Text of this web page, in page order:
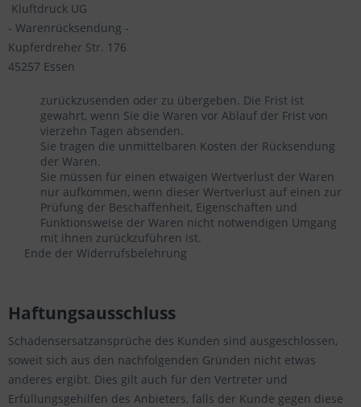
Kluftdruck UG
- Warenrücksendung -
Kupferdreher Str. 176
45257 Essen
zurückzusenden oder zu übergeben. Die Frist ist
gewahrt, wenn Sie die Waren vor Ablauf der Frist von
vierzehn Tagen absenden.
Sie tragen die unmittelbaren Kosten der Rücksendung
der Waren.
Sie müssen für einen etwaigen Wertverlust der Waren
nur aufkommen, wenn dieser Wertverlust auf einen zur
Prüfung der Beschaffenheit, Eigenschaften und
Funktionsweise der Waren nicht notwendigen Umgang
mit ihnen zurückzuführen ist.
Ende der Widerrufsbelehrung
Haftungsausschluss
Schadensersatzansprüche des Kunden sind ausgeschlossen,
soweit sich aus den nachfolgenden Gründen nicht etwas
anderes ergibt. Dies gilt auch für den Vertreter und
Erfüllungsgehilfen des Anbieters, falls der Kunde gegen diese